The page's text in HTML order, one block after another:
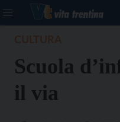
Scuola
il via